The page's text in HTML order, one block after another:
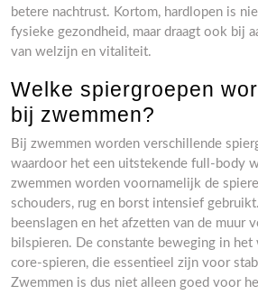
betere nachtrust. Kortom, hardlopen is
fysieke gezondheid, maar draagt ook bij
van welzijn en vitaliteit.
Welke spiergroepen
bij zwemmen?
Bij zwemmen worden verschillende
waardoor het een uitstekende full-body
zwemmen worden voornamelijk de
schouders, rug en borst intensief
beenslagen en het afzetten van de muur
bilspieren. De constante beweging in
core-spieren, die essentieel zijn voor
Zwemmen is dus niet alleen goed voor